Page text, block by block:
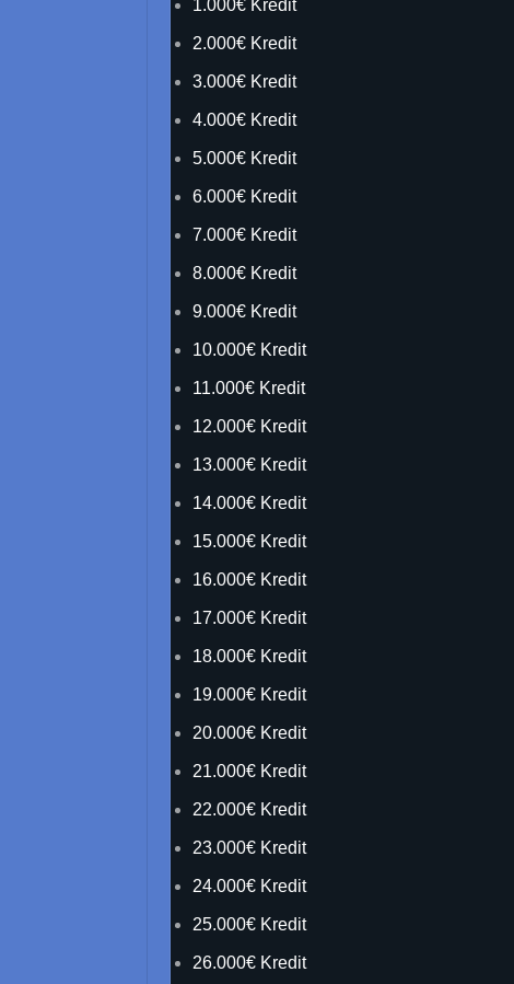
1.000€ Kredit
2.000€ Kredit
3.000€ Kredit
4.000€ Kredit
5.000€ Kredit
6.000€ Kredit
7.000€ Kredit
8.000€ Kredit
9.000€ Kredit
10.000€ Kredit
11.000€ Kredit
12.000€ Kredit
13.000€ Kredit
14.000€ Kredit
15.000€ Kredit
16.000€ Kredit
17.000€ Kredit
18.000€ Kredit
19.000€ Kredit
20.000€ Kredit
21.000€ Kredit
22.000€ Kredit
23.000€ Kredit
24.000€ Kredit
25.000€ Kredit
26.000€ Kredit